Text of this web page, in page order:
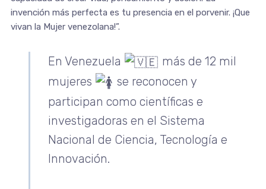
invención más perfecta es tu presencia en el porvenir. ¡Que
vivan la Mujer venezolana!”.
En Venezuela
más de 12 mil
mujeres
se reconocen y
participan como científicas e
investigadoras en el Sistema
Nacional de Ciencia, Tecnología e
Innovación.